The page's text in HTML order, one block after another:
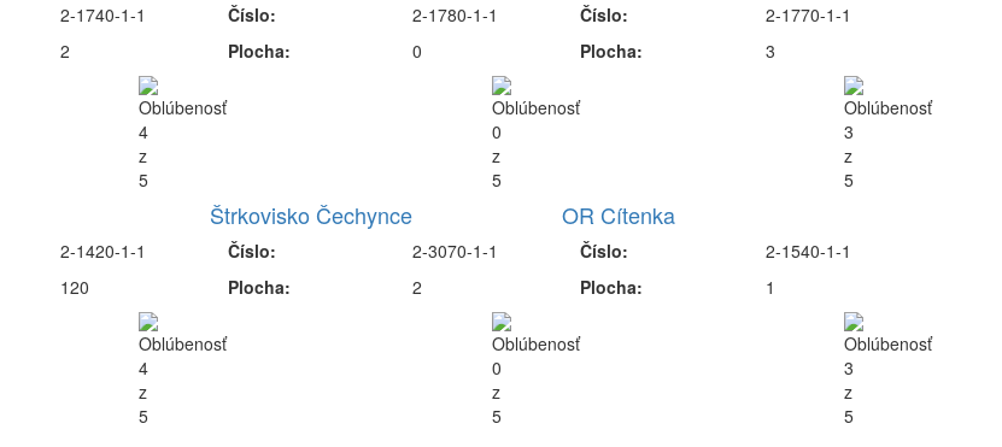
2-1740-1-1
2
Číslo:
Plocha:
2-1780-1-1
0
Číslo:
Plocha:
2-1770-1-1
3
2-1420-1-1
120
Štrkovisko Čechynce
Číslo:
Plocha:
2-3070-1-1
2
OR Cítenka
Číslo:
Plocha:
2-1540-1-1
1